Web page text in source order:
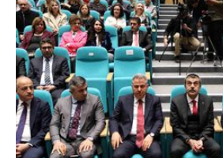
29.02.2024